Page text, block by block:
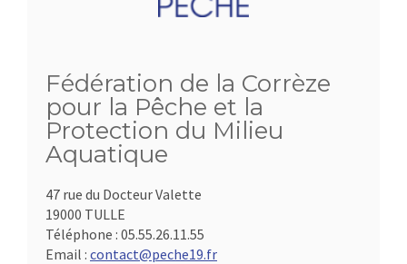
Fédération de la Corrèze
pour la Pêche et la
Protection du Milieu
Aquatique
47 rue du Docteur Valette
19000 TULLE
Téléphone : 05.55.26.11.55
Email : contact@peche19.fr